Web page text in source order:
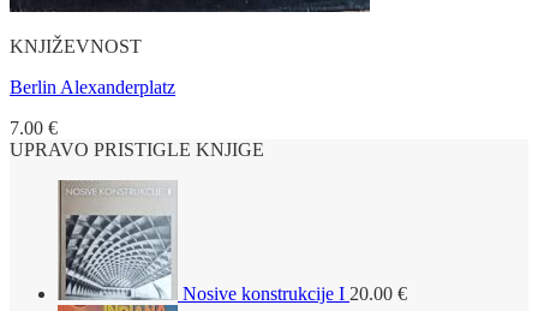
KNJIŽEVNOST
Berlin Alexanderplatz
7.00 €
UPRAVO PRISTIGLE KNJIGE
Nosive konstrukcije I 20.00 €